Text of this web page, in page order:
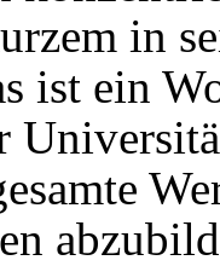
in
ist ein